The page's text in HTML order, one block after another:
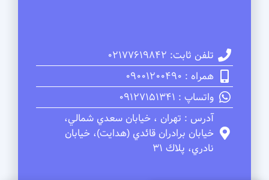
تلفن ثابت: 02177619842
همراه : 09001200490
واتساپ : 09127151341
آدرس : تهران ، خيابان سعدي شمالي،
خيابان برادران قائدي (هدايت)، خيابان
نادري، پلاك 31